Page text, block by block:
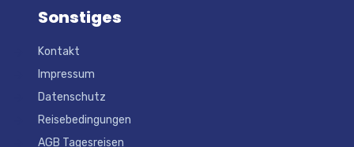
Sonstiges
Kontakt
Impressum
Datenschutz
Reisebedingungen
AGB Tagesreisen